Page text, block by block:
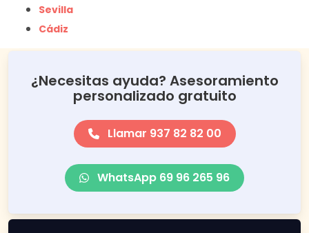
Sevilla
Cádiz
¿Necesitas ayuda? Asesoramiento
personalizado gratuito
Llamar 937 82 82 00
WhatsApp 69 96 265 96